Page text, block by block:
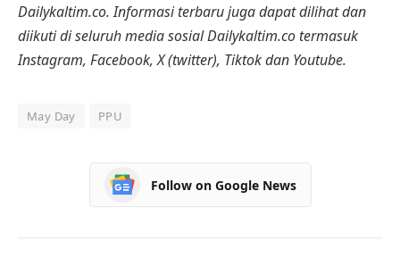
Dailykaltim.co. Informasi terbaru juga dapat dilihat dan
diikuti di seluruh media sosial Dailykaltim.co termasuk
Instagram, Facebook, X (twitter), Tiktok dan Youtube.
May Day PPU
Follow on Google News